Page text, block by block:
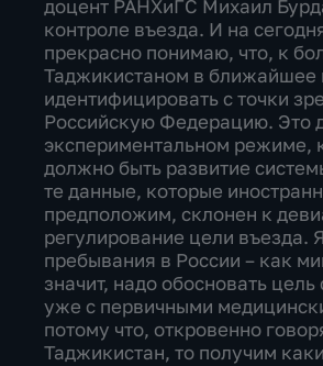
доцент РАНХиГС Михаил
контроле въезда. И на
прекрасно понимаю, что, к
Таджикистаном в ближайшее
идентифицировать с точки
Российскую Федерацию. Это
экспериментальном режиме,
должно быть развитие
те данные, которые
предположим, склонен к
регулирование цели въезда.
пребывания в России – как
значит, надо обосновать
уже с первичными
потому что, откровенно
Таджикистан, то получим